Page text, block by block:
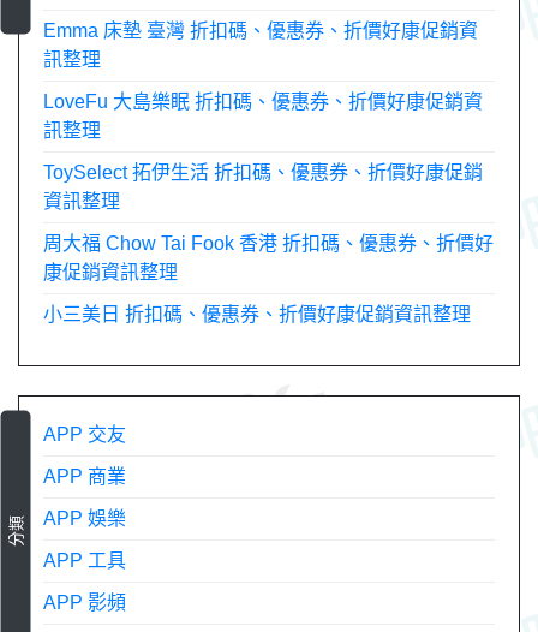
Emma 床墊 臺灣 折扣碼、優惠券、折價好康促銷資
訊整理
LoveFu 大島樂眠 折扣碼、優惠券、折價好康促銷資
訊整理
ToySelect 拓伊生活 折扣碼、優惠券、折價好康促銷
資訊整理
周大福 Chow Tai Fook 香港 折扣碼、優惠券、折價好
康促銷資訊整理
小三美日 折扣碼、優惠券、折價好康促銷資訊整理
分類
APP 交友
APP 商業
APP 娛樂
APP 工具
APP 影頻